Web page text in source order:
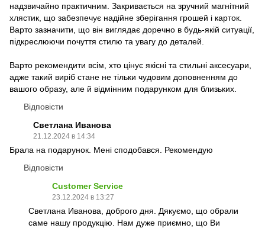
надзвичайно практичним. Закривається на зручний магнітний
хлястик, що забезпечує надійне зберігання грошей і карток.
Варто зазначити, що він виглядає доречно в будь-якій ситуації,
підкреслюючи почуття стилю та увагу до деталей.
Варто рекомендити всім, хто цінує якісні та стильні аксесуари,
адже такий виріб стане не тільки чудовим доповненням до
вашого образу, але й відмінним подарунком для близьких.
Відповісти
Светлана Иванова
21.12.2024 в 14:34
Брала на подарунок. Мені сподобався. Рекомендую
Відповісти
Customer Service
23.12.2024 в 13:27
Светлана Иванова, доброго дня. Дякуємо, що обрали
саме нашу продукцію. Нам дуже приємно, що Ви